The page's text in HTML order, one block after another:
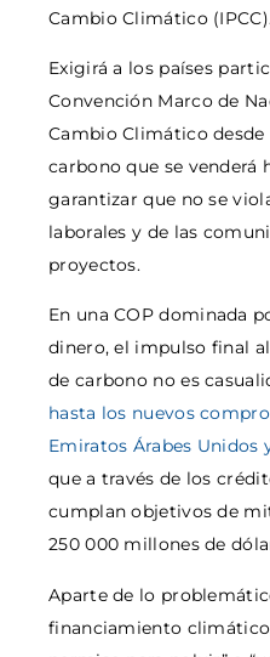
Cambio Climático
Exigirá a los países
Convención Marco de
Cambio Climático
carbono que se venderá
garantizar que no se
laborales y de las
proyectos.
En una COP dominada
dinero, el impulso final
de carbono no es
hasta los nuevos
Emiratos Árabes Unidos
que a través de los
cumplan objetivos de
250 000 millones de
Aparte de lo
financiamiento